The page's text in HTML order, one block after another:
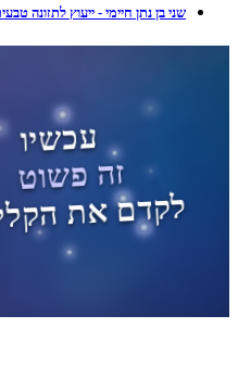
שני בן נתן חיימי - ייעוץ לתזונה